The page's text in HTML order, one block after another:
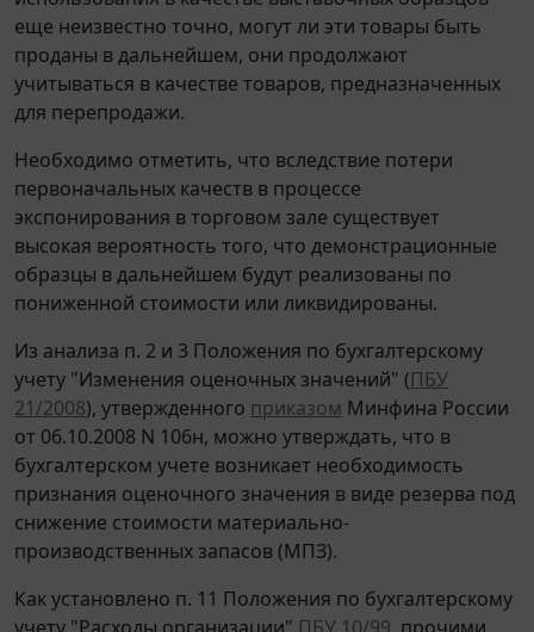
еще неизвестно точно, могут ли эти товары быть
проданы в дальнейшем, они продолжают
учитываться в качестве товаров, предназначенных
для перепродажи.
Необходимо отметить, что вследствие потери
первоначальных качеств в процессе
экспонирования в торговом зале существует
высокая вероятность того, что демонстрационные
образцы в дальнейшем будут реализованы по
пониженной стоимости или ликвидированы.
Из анализа п. 2 и 3 Положения по бухгалтерскому
учету "Изменения оценочных значений" (ПБУ
21/2008), утвержденного приказом Минфина России
от 06.10.2008 N 106н, можно утверждать, что в
бухгалтерском учете возникает необходимость
признания оценочного значения в виде резерва под
снижение стоимости материально-
производственных запасов (МПЗ).
Как установлено п. 11 Положения по бухгалтерскому